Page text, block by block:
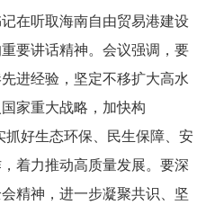
在听取海南自由贸易港建设
要讲话精神。会议强调，要
进经验，坚定不移扩大高水
家重大战略，加快构
抓好生态环保、民生保障、安
着力推动高质量发展。要深
精神，进一步凝聚共识、坚